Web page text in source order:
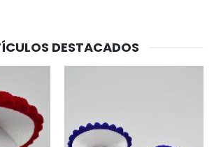
DESTACADOS